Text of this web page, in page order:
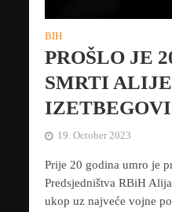
BIH
PROŠLO JE
SMRTI ALIJE
19. October 2023
Prije 20 godina umro je
Predsjedništva RBiH
ukop uz najveće vojne